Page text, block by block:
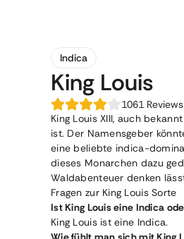
Indica
King Louis
1061 Reviews
King Louis XIII, auch
ist. Der Namensgeber
eine beliebte indica-
dieses Monarchen dazu
Waldabenteuer denken
Fragen zur King Louis Sorte
Ist King Louis eine Indica
King Louis ist eine Indica.